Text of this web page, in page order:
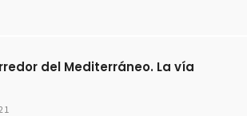
del Mediterráneo. La vía